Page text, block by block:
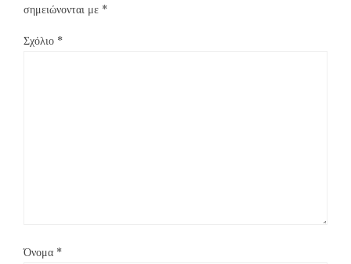
σημειώνονται με *
Σχόλιο *
Όνομα *